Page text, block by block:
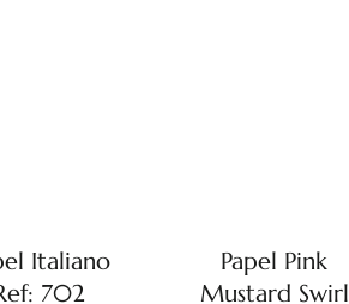
Italiano
702
Papel Pink
Mustard Swirl